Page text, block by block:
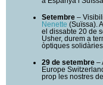
Setembre –
Nenette (Suïssa).
el dissabte 20 de
Usher, durem a
òptiques
29 de setembre –
Europe
prop les nostres